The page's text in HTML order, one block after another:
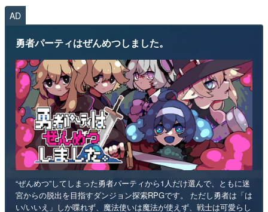
AD
勇者パーティはぜんめつしました。
“ぜんめつ”してしまった勇者パーティから1人だけ選んで、ともに迷
宮からの脱出を目指すダンジョン探索RPGです。 ただし勇者は「は
い/いいえ」しか喋れず、魔法使いは魔法が使えず、戦士は可愛らし